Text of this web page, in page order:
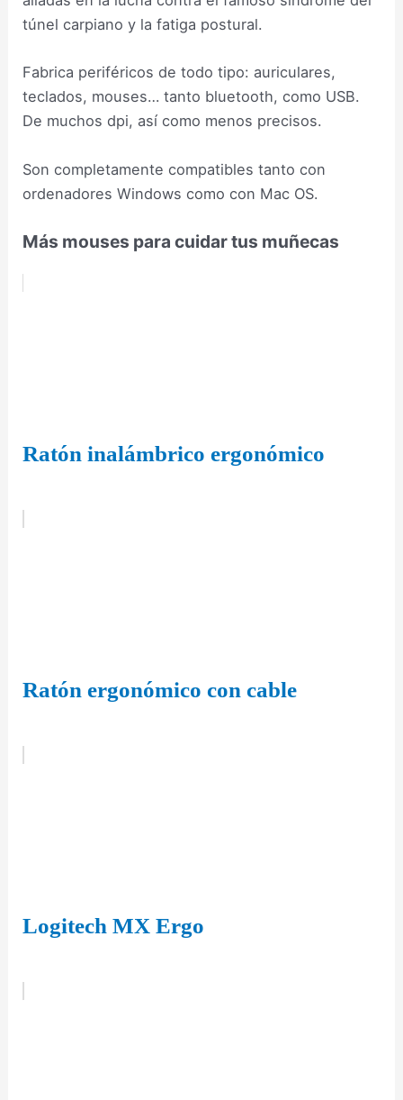
túnel carpiano y la fatiga postural.
Fabrica periféricos de todo tipo: auriculares,
teclados, mouses… tanto bluetooth, como USB.
De muchos dpi, así como menos precisos.
Son completamente compatibles tanto con
ordenadores Windows como con Mac OS.
Más mouses para cuidar tus muñecas
Ratón inalámbrico ergonómico
Ratón ergonómico con cable
Logitech MX Ergo